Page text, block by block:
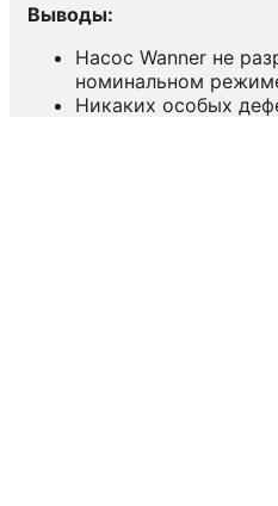
Выводы:
Насос Wanner не
номинальном
Никаких особых